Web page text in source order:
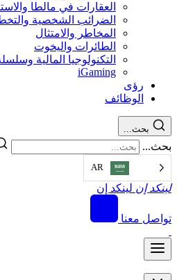
العقارات في مالطا
الضرائب الشخصية
المخاطر والامتثال
الطائرات واليخوت
التكنولوجيا المالية
iGaming
رؤى
الوظائف
بحث...
بحث...
AR
لينكد إن لينكد إن
تواصل معنا